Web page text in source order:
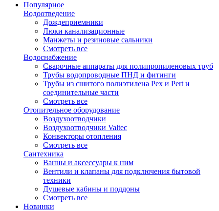
Популярное
Водоотведение
Дождеприемники
Люки канализационные
Манжеты и резиновые сальники
Смотреть все
Водоснабжение
Сварочные аппараты для полипропиленовых труб
Трубы водопроводные ПНД и фитинги
Трубы из сшитого полиэтилена Pex и Pert и
соединительные части
Смотреть все
Отопительное оборудование
Воздухоотводчики
Воздухоотводчики Valtec
Конвекторы отопления
Смотреть все
Сантехника
Ванны и аксессуары к ним
Вентили и клапаны для подключения бытовой
техники
Душевые кабины и поддоны
Смотреть все
Новинки